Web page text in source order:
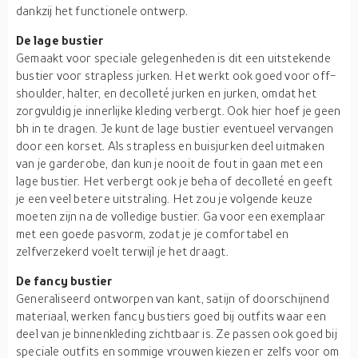
dankzij het functionele ontwerp.
De lage bustier
Gemaakt voor speciale gelegenheden is dit een uitstekende
bustier voor strapless jurken. Het werkt ook goed voor off-
shoulder, halter, en decolleté jurken en jurken, omdat het
zorgvuldig je innerlijke kleding verbergt. Ook hier hoef je geen
bh in te dragen. Je kunt de lage bustier eventueel vervangen
door een korset. Als strapless en buisjurken deel uitmaken
van je garderobe, dan kun je nooit de fout in gaan met een
lage bustier. Het verbergt ook je beha of decolleté en geeft
je een veel betere uitstraling. Het zou je volgende keuze
moeten zijn na de volledige bustier. Ga voor een exemplaar
met een goede pasvorm, zodat je je comfortabel en
zelfverzekerd voelt terwijl je het draagt.
De fancy bustier
Generaliseerd ontworpen van kant, satijn of doorschijnend
materiaal, werken fancy bustiers goed bij outfits waar een
deel van je binnenkleding zichtbaar is. Ze passen ook goed bij
speciale outfits en sommige vrouwen kiezen er zelfs voor om